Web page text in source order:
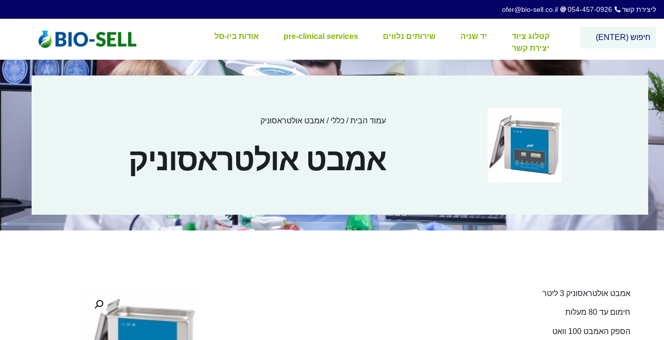
ליצירת קשר 054-457-0926
ofer@bio-sell.co.il
קטלוג ציוד יד שניה שירותים נלווים pre-clinical services
אודות ביו-סל
יצירת קשר
עמוד הבית/כללי / אמבט אולטראסוניק
אמבט אולטראסוניק
אמבט אולטראסוניק 3 ליטר
חימום עד 80 מעלות
הספק האמבט 100 וואט